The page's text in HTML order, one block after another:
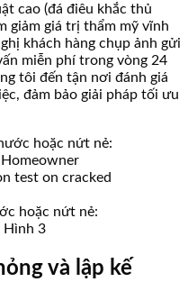
cao (đá điêu khắc thủ
giảm giá trị thẩm mỹ vĩnh
khách hàng chụp ảnh gửi
miễn phí trong vòng 24
tôi đến tận nơi đánh giá
đảm bảo giải pháp tối ưu
hoặc nứt nẻ:
Hình 3
và lập kế